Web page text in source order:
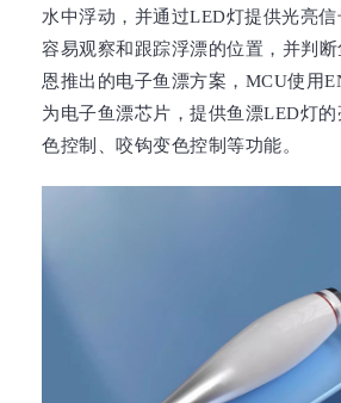
水中浮动，并通过LED灯提供光亮
容易观察和跟踪浮漂的位置，并判
恩推出的电子鱼漂方案，MCU使用
为电子鱼漂芯片，提供鱼漂LED灯
色控制、咬钩变色控制等功能。